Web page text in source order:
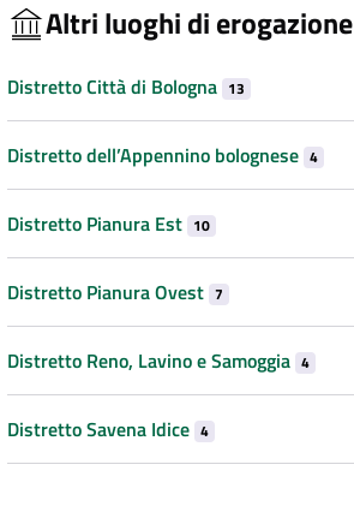
Altri luoghi di erogazione
Distretto Città di Bologna 13
Distretto dell’Appennino bolognese 4
Distretto Pianura Est 10
Distretto Pianura Ovest 7
Distretto Reno, Lavino e Samoggia 4
Distretto Savena Idice 4